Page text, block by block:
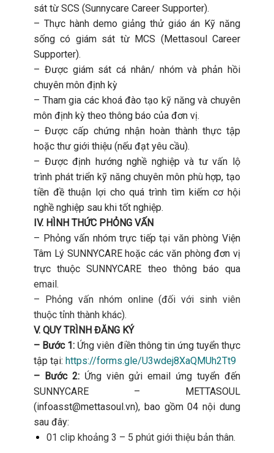
sát từ SCS (Sunnycare Career Supporter).
– Thực hành demo giảng thử giáo án Kỹ năng
sống có giám sát từ MCS (Mettasoul Career
Supporter).
– Được giám sát cá nhân/ nhóm và phản hồi
chuyên môn định kỳ
– Tham gia các khoá đào tạo kỹ năng và chuyên
môn định kỳ theo thông báo của đơn vị.
– Được cấp chứng nhận hoàn thành thực tập
hoặc thư giới thiệu (nếu đạt yêu cầu).
– Được định hướng nghề nghiệp và tư vấn lộ
trình phát triển kỹ năng chuyên môn phù hợp, tạo
tiền đề thuận lợi cho quá trình tìm kiếm cơ hội
nghề nghiệp sau khi tốt nghiệp.
IV. HÌNH THỨC PHỎNG VẤN
– Phỏng vấn nhóm trực tiếp tại văn phòng Viện
Tâm Lý SUNNYCARE hoặc các văn phòng đơn vị
trực thuộc SUNNYCARE theo thông báo qua
email.
– Phỏng vấn nhóm online (đối với sinh viên
thuộc tỉnh thành khác).
V. QUY TRÌNH ĐĂNG KÝ
– Bước 1: Ứng viên điền thông tin ứng tuyển thực
tập tại: https://forms.gle/U3wdej8XaQMUh2Tt9
– Bước 2:Ứng viên gửi email ứng tuyển đến
SUNNYCARE – METTASOUL
(infoasst@mettasoul.vn), bao gồm 04 nội dung
sau đây:
01 clip khoảng 3 – 5 phút giới thiệu bản thân.